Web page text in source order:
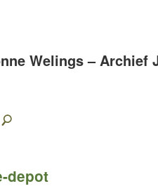
Welings – Archief
depot